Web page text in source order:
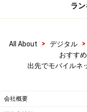
ラ
All About > デジタル >
おすす
出先でモバイルネ
会社概要